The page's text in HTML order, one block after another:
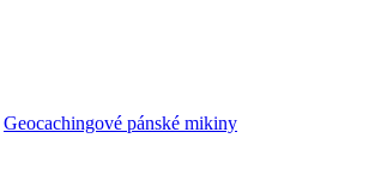
Geocachingové pánské mikiny